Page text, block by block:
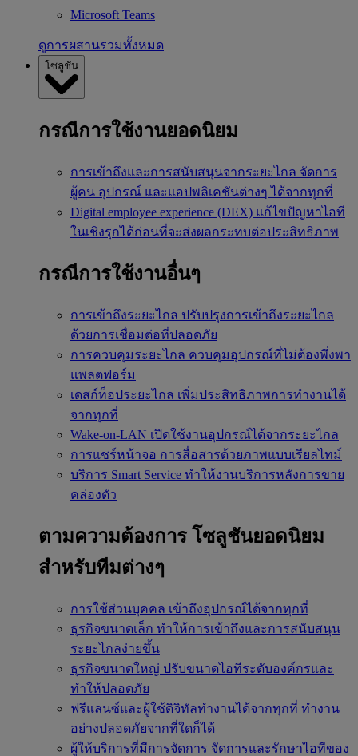
Microsoft Teams
ดูการผสานรวมทั้งหมด
โซลูชัน
กรณีการใช้งานยอดนิยม
การเข้าถึงและการสนับสนุนจากระยะไกล จัดการ
ผู้คน อุปกรณ์ และแอปพลิเคชันต่างๆ ได้จากทุกที่
Digital employee experience (DEX) แก้ไขปัญหาไอที
ในเชิงรุกได้ก่อนที่จะส่งผลกระทบต่อประสิทธิภาพ
กรณีการใช้งานอื่นๆ
การเข้าถึงระยะไกล ปรับปรุงการเข้าถึงระยะไกล
ด้วยการเชื่อมต่อที่ปลอดภัย
การควบคุมระยะไกล ควบคุมอุปกรณ์ที่ไม่ต้องพึ่งพา
แพลตฟอร์ม
เดสก์ท็อประยะไกล เพิ่มประสิทธิภาพการทำงานได้
จากทุกที่
Wake-on-LAN เปิดใช้งานอุปกรณ์ได้จากระยะไกล
การแชร์หน้าจอ การสื่อสารด้วยภาพแบบเรียลไทม์
บริการ Smart Service ทำให้งานบริการหลังการขาย
คล่องตัว
ตามความต้องการ โซลูชันยอดนิยม
สำหรับทีมต่างๆ
การใช้ส่วนบุคคล เข้าถึงอุปกรณ์ได้จากทุกที่
ธุรกิจขนาดเล็ก ทำให้การเข้าถึงและการสนับสนุน
ระยะไกลง่ายขึ้น
ธุรกิจขนาดใหญ่ ปรับขนาดไอทีระดับองค์กรและ
ทำให้ปลอดภัย
ฟรีแลนซ์และผู้ใช้ดิจิทัลทำงานได้จากทุกที่ ทำงาน
อย่างปลอดภัยจากที่ใดก็ได้
ผู้ให้บริการที่มีการจัดการ จัดการและรักษาไอทีของ